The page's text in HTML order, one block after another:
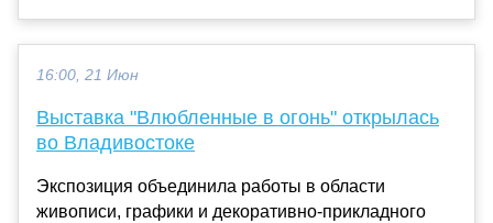
16:00, 21 Июн
Выставка "Влюбленные в огонь" открылась
во Владивостоке
Экспозиция объединила работы в области
живописи, графики и декоративно-прикладного